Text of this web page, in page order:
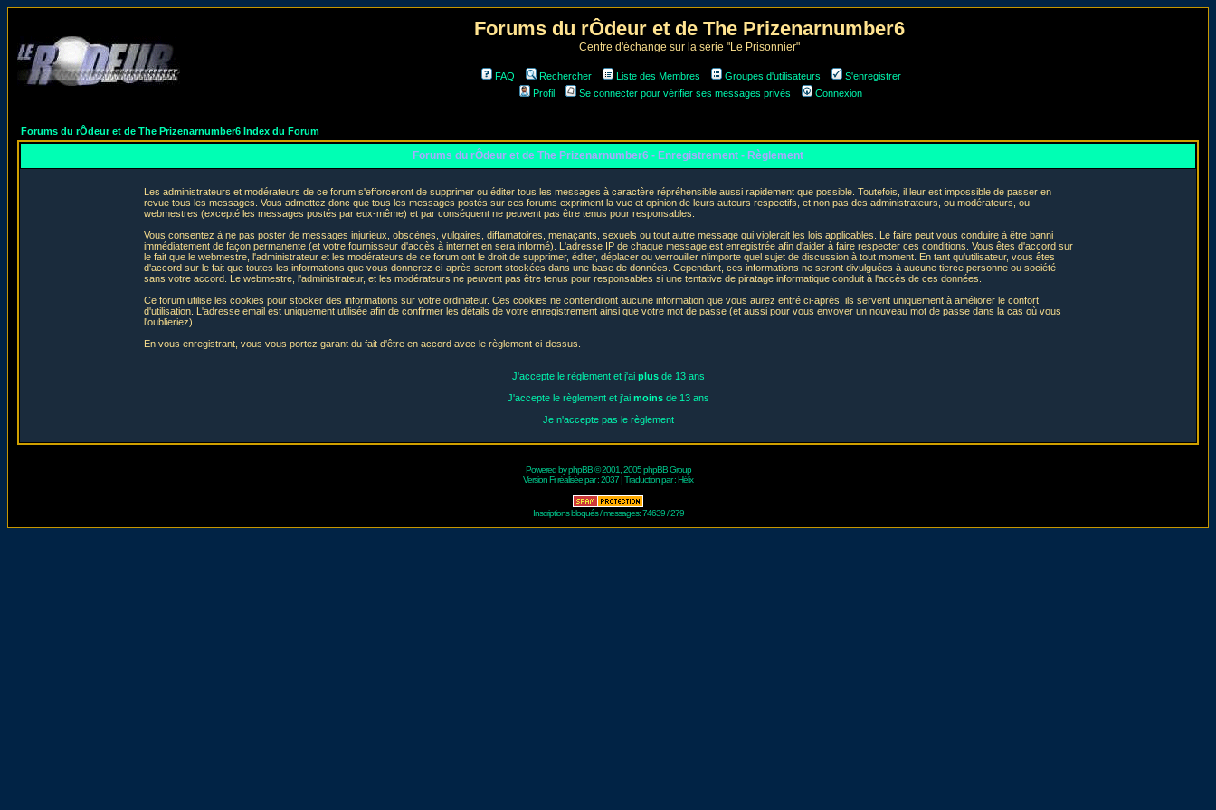
Forums du rÔdeur et de The Prizenarnumber6
Centre d'échange sur la série "Le Prisonnier"
FAQ Rechercher Liste des Membres Groupes d'utilisateurs
S'enregistrer
Profil
Se connecter pour vérifier ses messages privés Connexion
Forums du rÔdeur et de The Prizenarnumber6 Index du Forum
Forums du rÔdeur et de The Prizenarnumber6 - Enregistrement - Règlement
Les administrateurs et modérateurs de ce forum s'efforceront de supprimer ou éditer tous les messages à caractère répréhensible aussi rapidement que possible. Toutefois, il leur est impossible de passer en
revue tous les messages. Vous admettez donc que tous les messages postés sur ces forums expriment la vue et opinion de leurs auteurs respectifs, et non pas des administrateurs, ou modérateurs, ou
webmestres (excepté les messages postés par eux-même) et par conséquent ne peuvent pas être tenus pour responsables.
Vous consentez à ne pas poster de messages injurieux, obscènes, vulgaires, diffamatoires, menaçants, sexuels ou tout autre message qui violerait les lois applicables. Le faire peut vous conduire à être banni
immédiatement de façon permanente (et votre fournisseur d'accès à internet en sera informé). L'adresse IP de chaque message est enregistrée afin d'aider à faire respecter ces conditions. Vous êtes d'accord sur
le fait que le webmestre, l'administrateur et les modérateurs de ce forum ont le droit de supprimer, éditer, déplacer ou verrouiller n'importe quel sujet de discussion à tout moment. En tant qu'utilisateur, vous êtes
d'accord sur le fait que toutes les informations que vous donnerez ci-après seront stockées dans une base de données. Cependant, ces informations ne seront divulguées à aucune tierce personne ou société
sans votre accord. Le webmestre, l'administrateur, et les modérateurs ne peuvent pas être tenus pour responsables si une tentative de piratage informatique conduit à l'accès de ces données.
Ce forum utilise les cookies pour stocker des informations sur votre ordinateur. Ces cookies ne contiendront aucune information que vous aurez entré ci-après, ils servent uniquement à améliorer le confort
d'utilisation. L'adresse email est uniquement utilisée afin de confirmer les détails de votre enregistrement ainsi que votre mot de passe (et aussi pour vous envoyer un nouveau mot de passe dans la cas où vous
l'oublieriez).
En vous enregistrant, vous vous portez garant du fait d'être en accord avec le règlement ci-dessus.
J'accepte le règlement et j'ai plusde 13 ans
J'accepte le règlement et j'ai moinsde 13 ans
Je n'accepte pas le règlement
Powered byphpBB© 2001, 2005 phpBB Group
Version Fr réalisée par :2037 | Traduction par :Hélix
Inscriptions bloqués / messages: 74639 / 279